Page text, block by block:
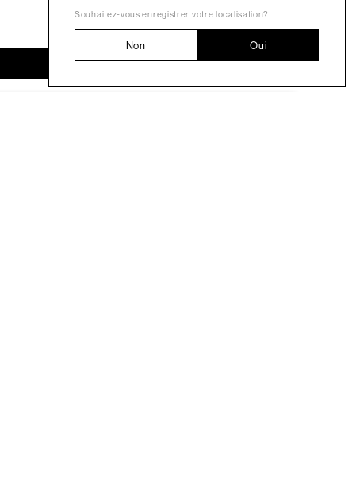
Souhaitez-vous enregistrer votre localisation?
Non Oui